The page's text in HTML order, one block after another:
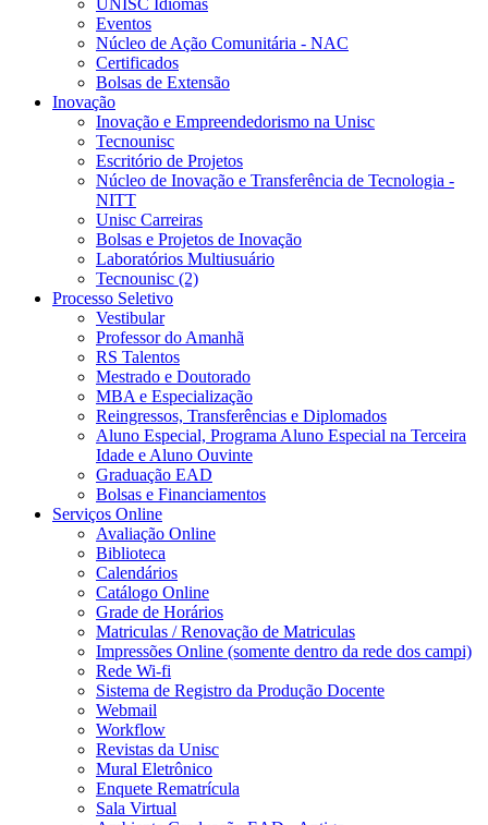
UNISC Idiomas
Eventos
Núcleo de Ação Comunitária - NAC
Certificados
Bolsas de Extensão
Inovação
Inovação e Empreendedorismo na Unisc
Tecnounisc
Escritório de Projetos
Núcleo de Inovação e Transferência de Tecnologia -
NITT
Unisc Carreiras
Bolsas e Projetos de Inovação
Laboratórios Multiusuário
Tecnounisc (2)
Processo Seletivo
Vestibular
Professor do Amanhã
RS Talentos
Mestrado e Doutorado
MBA e Especialização
Reingressos, Transferências e Diplomados
Aluno Especial, Programa Aluno Especial na Terceira
Idade e Aluno Ouvinte
Graduação EAD
Bolsas e Financiamentos
Serviços Online
Avaliação Online
Biblioteca
Calendários
Catálogo Online
Grade de Horários
Matriculas / Renovação de Matriculas
Impressões Online (somente dentro da rede dos campi)
Rede Wi-fi
Sistema de Registro da Produção Docente
Webmail
Workflow
Revistas da Unisc
Mural Eletrônico
Enquete Rematrícula
Sala Virtual